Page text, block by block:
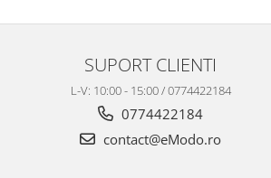
SUPORT CLIENTI
L-V: 10:00 - 15:00 / 0774422184
0774422184
contact@eModo.ro